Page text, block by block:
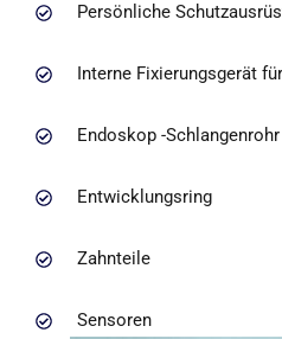
Persönliche
Interne Fixierungsgerät
Endoskop -Schlangenrohr
Entwicklungsring
Zahnteile
Sensoren